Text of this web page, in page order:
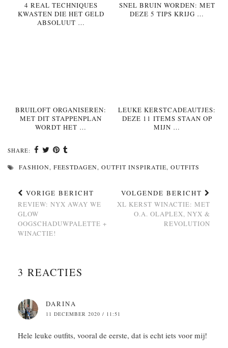
4 REAL TECHNIQUES
KWASTEN DIE HET GELD
ABSOLUUT …
SNEL BRUIN WORDEN: MET
DEZE 5 TIPS KRIJG …
BRUILOFT ORGANISEREN:
MET DIT STAPPENPLAN
WORDT HET …
LEUKE KERSTCADEAUTJES:
DEZE 11 ITEMS STAAN OP
MIJN …
SHARE:
FASHION, FEESTDAGEN, OUTFIT INSPIRATIE, OUTFITS
VORIGE BERICHT
REVIEW: NYX AWAY WE
GLOW
OOGSCHADUWPALETTE +
WINACTIE!
VOLGENDE BERICHT
XL KERST WINACTIE: MET
O.A. OLAPLEX, NYX &
REVOLUTION
3 REACTIES
DARINA
11 DECEMBER 2020 / 11:51
Hele leuke outfits, vooral de eerste, dat is echt iets voor mij!